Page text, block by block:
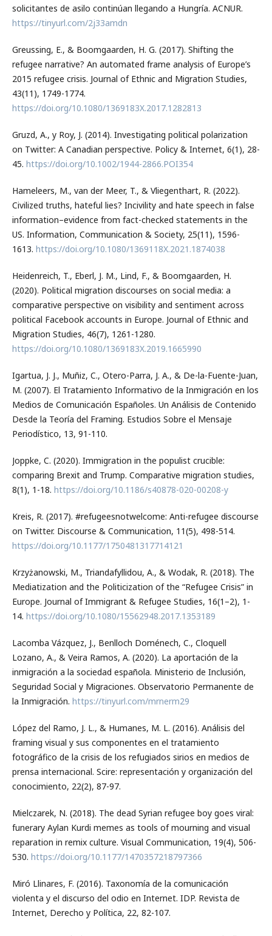
solicitantes de asilo continúan llegando a Hungría. ACNUR.
https://tinyurl.com/2j33amdn
Greussing, E., & Boomgaarden, H. G. (2017). Shifting the
refugee narrative? An automated frame analysis of Europe’s
2015 refugee crisis. Journal of Ethnic and Migration Studies,
43(11), 1749-1774.
https://doi.org/10.1080/1369183X.2017.1282813
Gruzd, A., y Roy, J. (2014). Investigating political polarization
on Twitter: A Canadian perspective. Policy & Internet, 6(1), 28-
45. https://doi.org/10.1002/1944-2866.POI354
Hameleers, M., van der Meer, T., & Vliegenthart, R. (2022).
Civilized truths, hateful lies? Incivility and hate speech in false
information–evidence from fact-checked statements in the
US. Information, Communication & Society, 25(11), 1596-
1613. https://doi.org/10.1080/1369118X.2021.1874038
Heidenreich, T., Eberl, J. M., Lind, F., & Boomgaarden, H.
(2020). Political migration discourses on social media: a
comparative perspective on visibility and sentiment across
political Facebook accounts in Europe. Journal of Ethnic and
Migration Studies, 46(7), 1261-1280.
https://doi.org/10.1080/1369183X.2019.1665990
Igartua, J. J., Muñiz, C., Otero-Parra, J. A., & De-la-Fuente-Juan,
M. (2007). El Tratamiento Informativo de la Inmigración en los
Medios de Comunicación Españoles. Un Análisis de Contenido
Desde la Teoría del Framing. Estudios Sobre el Mensaje
Periodístico, 13, 91-110.
Joppke, C. (2020). Immigration in the populist crucible:
comparing Brexit and Trump. Comparative migration studies,
8(1), 1-18. https://doi.org/10.1186/s40878-020-00208-y
Kreis, R. (2017). #refugeesnotwelcome: Anti-refugee discourse
on Twitter. Discourse & Communication, 11(5), 498-514.
https://doi.org/10.1177/1750481317714121
Krzyżanowski, M., Triandafyllidou, A., & Wodak, R. (2018). The
Mediatization and the Politicization of the “Refugee Crisis” in
Europe. Journal of Immigrant & Refugee Studies, 16(1–2), 1-
14. https://doi.org/10.1080/15562948.2017.1353189
Lacomba Vázquez, J., Benlloch Doménech, C., Cloquell
Lozano, A., & Veira Ramos, A. (2020). La aportación de la
inmigración a la sociedad española. Ministerio de Inclusión,
Seguridad Social y Migraciones. Observatorio Permanente de
la Inmigración. https://tinyurl.com/mrnerm29
López del Ramo, J. L., & Humanes, M. L. (2016). Análisis del
framing visual y sus componentes en el tratamiento
fotográfico de la crisis de los refugiados sirios en medios de
prensa internacional. Scire: representación y organización del
conocimiento, 22(2), 87-97.
Mielczarek, N. (2018). The dead Syrian refugee boy goes viral:
funerary Aylan Kurdi memes as tools of mourning and visual
reparation in remix culture. Visual Communication, 19(4), 506-
530. https://doi.org/10.1177/1470357218797366
Miró Llinares, F. (2016). Taxonomía de la comunicación
violenta y el discurso del odio en Internet. IDP. Revista de
Internet, Derecho y Política, 22, 82-107.